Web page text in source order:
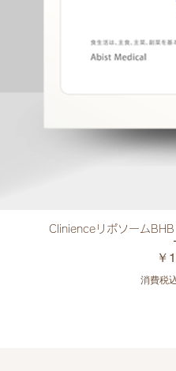
クイ
Clinienceリポソーム
価
￥
消費税